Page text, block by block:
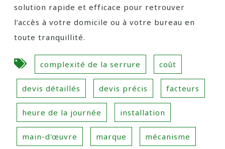
solution rapide et efficace pour retrouver
l’accès à votre domicile ou à votre bureau en
toute tranquillité.
complexité de la serrure coût
devis détaillés devis précis facteurs
heure de la journée installation
main-d'œuvre marque mécanisme